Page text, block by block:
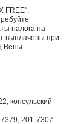
FREE",
налога на
выплачены при
Вены -
консульский
201-7307